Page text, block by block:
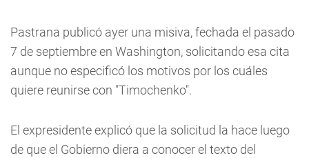
Pastrana publicó ayer una misiva, fechada el pasado
7 de septiembre en Washington, solicitando esa cita
aunque no especificó los motivos por los cuáles
quiere reunirse con "Timochenko".
El expresidente explicó que la solicitud la hace luego
de que el Gobierno diera a conocer el texto del